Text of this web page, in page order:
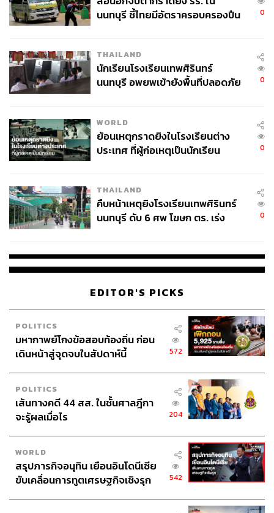
ABOUT THE AUTHOR
THE STANDARD WEALTH ผู้เสพติดโลก
ธุรกิจ การตลาด เทคโนโลยี และชอบสำรวจ
โลกออฟไลน์และออนไลน์มาถอดรหัสความ
เคลื่อนไหวให้เป็นเรื่องเข้าใจง่าย สนุก และได้
นนทบุรี ชี้ไทยมีอัตราครอบครองปืน
0
THAILAND
นักเรียนโรงเรียนเทพศิรินทร์
นนทบุรี อพยพเข้ายังพื้นที่ปลอดภัย
0
WORLD
ย้อนเหตุกราดยิงในโรงเรียนต่าง
ประเทศ ที่ผู้ก่อเหตุเป็นนักเรียน
0
THAILAND
คืบหน้าเหตุยิงโรงเรียนเทพศิรินทร์
นนทบุรี ดับ 6 ศพ โฆษก ตร. เร่ง
0
EDITOR'S PICKS
POLITICS
มหากาพย์โกงข้อสอบท้องถิ่น ก่อน
เดินหน้าสู่จุดจบในสัปดาห์นี้
572
POLITICS
เส้นทางคดี 44 สส. ในชั้นศาลฎีกา
จะรู้ผลเมื่อไร
204
WORLD
สรุปภารกิจอนุทิน เยือนอินโดนีเซีย
ขับเคลื่อนการทูตเศรษฐกิจเชิงรุก
542